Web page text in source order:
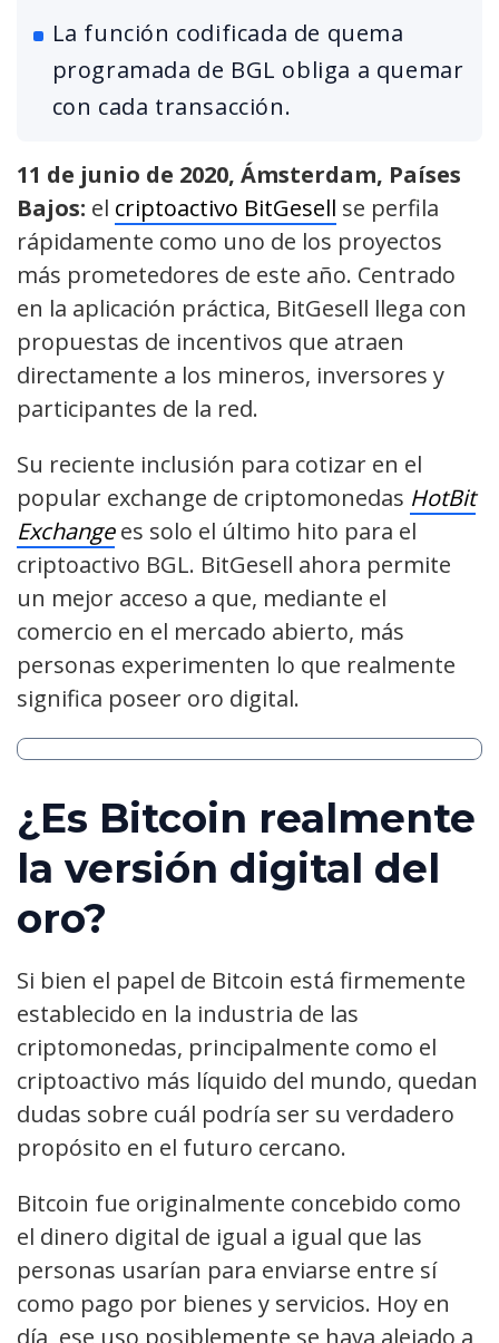
La función codificada de quema
programada de BGL obliga a quemar
con cada transacción.
11 de junio de 2020, Ámsterdam, Países
Bajos: el criptoactivo BitGesell se perfila
rápidamente como uno de los proyectos
más prometedores de este año. Centrado
en la aplicación práctica, BitGesell llega con
propuestas de incentivos que atraen
directamente a los mineros, inversores y
participantes de la red.
Su reciente inclusión para cotizar en el
popular exchange de criptomonedas HotBit
Exchangees solo el último hito para el
criptoactivo BGL. BitGesell ahora permite
un mejor acceso a que, mediante el
comercio en el mercado abierto, más
personas experimenten lo que realmente
significa poseer oro digital.
¿Es Bitcoin realmente
la versión digital del
oro?
Si bien el papel de Bitcoin está firmemente
establecido en la industria de las
criptomonedas, principalmente como el
criptoactivo más líquido del mundo, quedan
dudas sobre cuál podría ser su verdadero
propósito en el futuro cercano.
Bitcoin fue originalmente concebido como
el dinero digital de igual a igual que las
personas usarían para enviarse entre sí
como pago por bienes y servicios. Hoy en
día, ese uso posiblemente se haya alejado a